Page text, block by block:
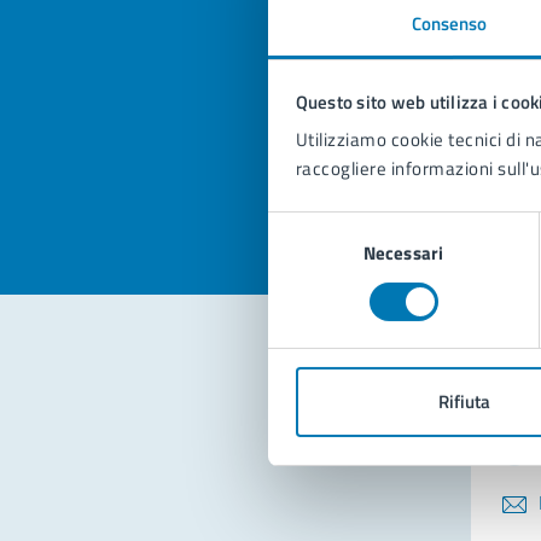
Consenso
Questo sito web utilizza i
Utilizziamo cookie tecnici di
raccogliere informazioni
Necessari
Rifiuta
Valuta